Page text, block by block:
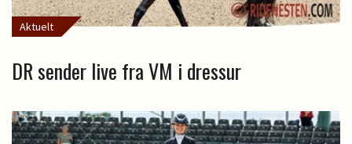
Aktuelt
DR sender live fra VM i dressur